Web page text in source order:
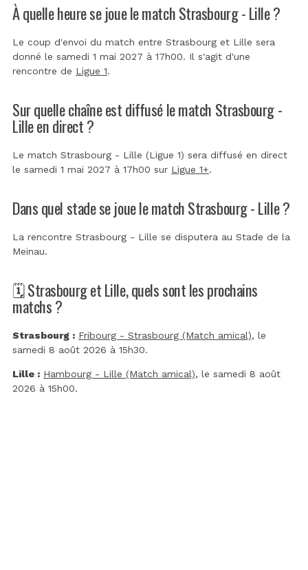
À quelle heure se joue le match Strasbourg - Lille ?
Le coup d'envoi du match entre Strasbourg et Lille sera
donné le samedi 1 mai 2027 à 17h00. Il s'agit d'une
rencontre de Ligue 1.
Sur quelle chaîne est diffusé le match Strasbourg -
Lille en direct ?
Le match Strasbourg - Lille (Ligue 1) sera diffusé en direct
le samedi 1 mai 2027 à 17h00 sur Ligue 1+.
Dans quel stade se joue le match Strasbourg - Lille ?
La rencontre Strasbourg - Lille se disputera au Stade de la
Meinau.
🗓️ Strasbourg et Lille, quels sont les prochains
matchs ?
Strasbourg : Fribourg - Strasbourg (Match amical), le
samedi 8 août 2026 à 15h30.
Lille : Hambourg - Lille (Match amical), le samedi 8 août
2026 à 15h00.